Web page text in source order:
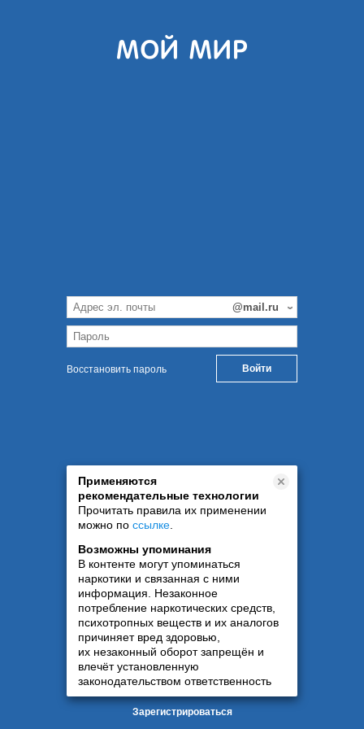
Восстановить пароль
Применяются
рекомендательные технологии
Прочитать правила их применении
можно по ссылке
Возможны упоминания
В контенте могут упоминаться
наркотики и связанная с ними
информация. Незаконное
потребление наркотических средств,
психотропных веществ и их аналогов
причиняет вред здоровью,
их незаконный оборот запрещён и
влечёт установленную
законодательством ответственность
Зарегистрироваться